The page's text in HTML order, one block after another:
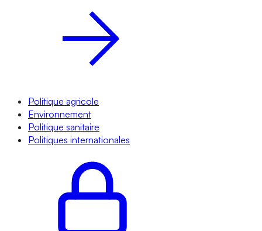
Politique agricole
Environnement
Politique sanitaire
Politiques internationales